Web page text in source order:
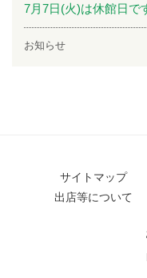
7月7日(火)は休館日で
お知らせ
サイトマップ
出店等について